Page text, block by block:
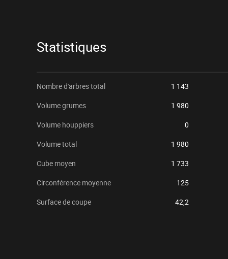
Statistiques
Nombre d'arbres total 1 143
Volume grumes
1 980
Volume houppiers
0
Volume total
1 980
Cube moyen
1 733
Circonférence moyenne
125
Surface de coupe
42,2